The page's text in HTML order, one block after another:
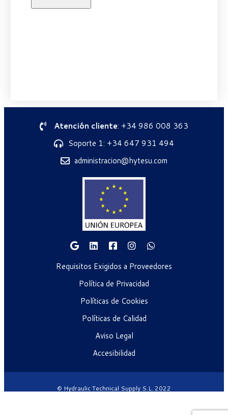
Atención cliente: +34 986 008 363
Soporte 1: +34 647 931 494
administracion@hytesu.com
Requisitos Exigidos a Proveedores
Política de Privacidad
Políticas de Cookies
Políticas de Calidad
Aviso Legal
Accesibilidad
© Hydraulic Technical Supply S.L. 2022